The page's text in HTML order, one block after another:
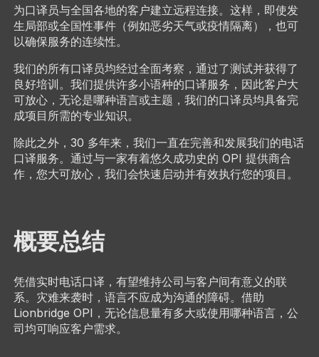
为口译员与全国各地的客户建立远程连接。这样，即使发
生局部或全国性事件（例如恶劣天气或疫情隔离），也可
以确保服务的连续性。
我们的所有口译员均经过全面考察，通过了测试并获得了
良好培训。我们提供许多小语种的口译服务，因此客户大
可放心，无论是哪种语言或主题，我们的口译员均具备完
成项目所需的专业知识。
除此之外，30 多年来，我们一直在完善和发展我们的电话
口译服务。通过与一家有着悠久成功史的 OPI 提供商合
作，您大可放心，我们会快速启动并有效执行您的项目。
概要总结
凭借实时电话口译，有望维持公司与客户间有意义的联
系。灾难来袭时，语言不应成为沟通的障碍。借助
Lionbridge OPI，无论信息量有多大或使用哪种语言，公
司均可响应客户需求。